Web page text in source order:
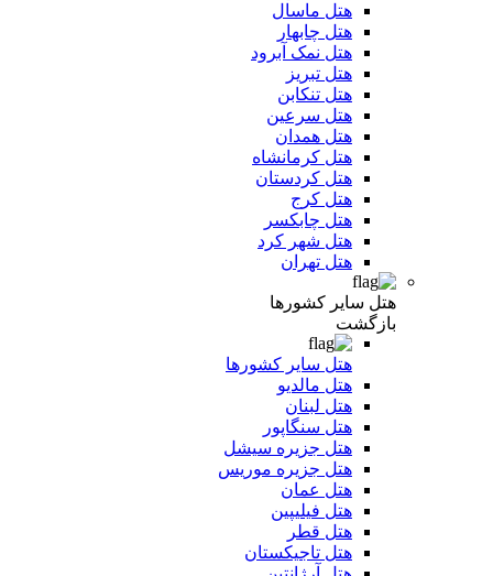
هتل ماسال
هتل چابهار
هتل نمک آبرود
هتل تبریز
هتل تنکابن
هتل سرعین
هتل همدان
هتل کرمانشاه
هتل کردستان
هتل کرج
هتل چابکسر
هتل شهر کرد
هتل تهران
هتل سایر کشورها
بازگشت
هتل سایر کشورها
هتل مالدیو
هتل لبنان
هتل سنگاپور
هتل جزیره سیشل
هتل جزیره موریس
هتل عمان
هتل فیلیپین
هتل قطر
هتل تاجیکستان